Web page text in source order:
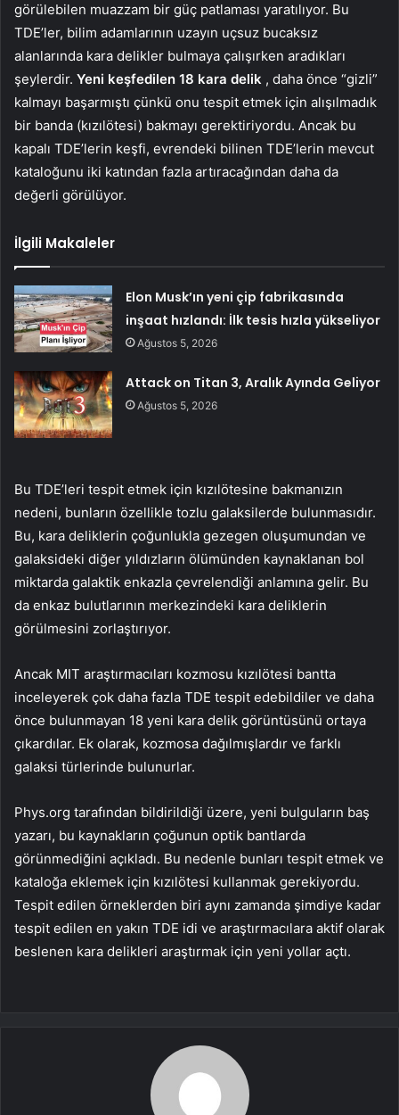
görülebilen muazzam bir güç patlaması yaratılıyor. Bu
TDE’ler, bilim adamlarının uzayın uçsuz bucaksız
alanlarında kara delikler bulmaya çalışırken aradıkları
şeylerdir. Yeni keşfedilen 18 kara delik , daha önce “gizli”
kalmayı başarmıştı çünkü onu tespit etmek için alışılmadık
bir banda (kızılötesi) bakmayı gerektiriyordu. Ancak bu
kapalı TDE’lerin keşfi, evrendeki bilinen TDE’lerin mevcut
kataloğunu iki katından fazla artıracağından daha da
değerli görülüyor.
İlgili Makaleler
Elon Musk’ın yeni çip fabrikasında
inşaat hızlandı: İlk tesis hızla yükseliyor
Ağustos 5, 2026
Attack on Titan 3, Aralık Ayında Geliyor
Ağustos 5, 2026
Bu TDE’leri tespit etmek için kızılötesine bakmanızın
nedeni, bunların özellikle tozlu galaksilerde bulunmasıdır.
Bu, kara deliklerin çoğunlukla gezegen oluşumundan ve
galaksideki diğer yıldızların ölümünden kaynaklanan bol
miktarda galaktik enkazla çevrelendiği anlamına gelir. Bu
da enkaz bulutlarının merkezindeki kara deliklerin
görülmesini zorlaştırıyor.
Ancak MIT araştırmacıları kozmosu kızılötesi bantta
inceleyerek çok daha fazla TDE tespit edebildiler ve daha
önce bulunmayan 18 yeni kara delik görüntüsünü ortaya
çıkardılar. Ek olarak, kozmosa dağılmışlardır ve farklı
galaksi türlerinde bulunurlar.
Phys.org tarafından bildirildiği üzere, yeni bulguların baş
yazarı, bu kaynakların çoğunun optik bantlarda
görünmediğini açıkladı. Bu nedenle bunları tespit etmek ve
kataloğa eklemek için kızılötesi kullanmak gerekiyordu.
Tespit edilen örneklerden biri aynı zamanda şimdiye kadar
tespit edilen en yakın TDE idi ve araştırmacılara aktif olarak
beslenen kara delikleri araştırmak için yeni yollar açtı.